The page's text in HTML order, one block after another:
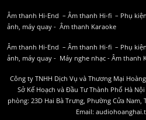
Âm thanh Hi-End – Âm thanh Hi-fi – Phụ
ảnh, máy quay - Âm thanh Karaoke
Âm thanh Hi-End – Âm thanh Hi-fi – Phụ
ảnh, máy quay - Máy nghe nhạc - Âm thanh
Công ty TNHH Dịch Vụ và Thương Mại
Sở Kế Hoạch và Đầu Tư Thành Phố Hà
phòng: 23D Hai Bà Trưng, Phường Cửa Nam,
Email: